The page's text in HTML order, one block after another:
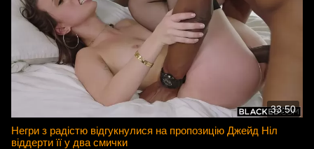
33:50
Негри з радістю відгукнулися на пропозицію Джейд Ніл
віддерти її у два смички